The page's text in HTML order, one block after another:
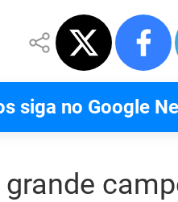
siga no Google
grande